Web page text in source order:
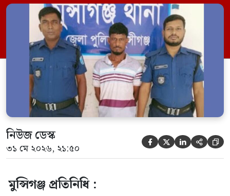
গ্রেপ্তারকৃত মোফাজ্জল তিন সন্তানের জনক বলে
জানা গেছে। ​আজ রোববার আসামিকে মুন্সিগঞ্জ
আদালতে প্রেরণ করা হয়েছে। এর আগে গত ৩০
মে রাতে স্থানীয় লোকজনের সহায়তায় পুলিশ
তাকে […]
নিউজ ডেস্ক
৩১ মে ২০২৬, ২১:৫০     
মুন্সিগঞ্জ প্রতিনিধি :